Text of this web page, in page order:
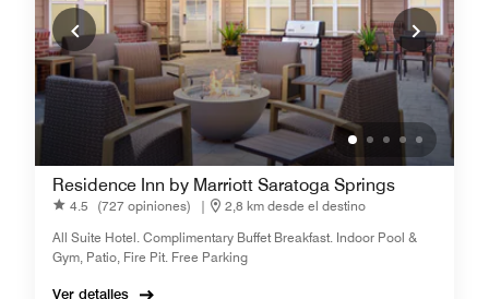
Residence Inn by Marriott Saratoga Springs
4.5 (727 opiniones) |
2,8 km desde el destino
All Suite Hotel. Complimentary Buffet Breakfast. Indoor Pool &
Gym, Patio, Fire Pit. Free Parking
Ver detalles